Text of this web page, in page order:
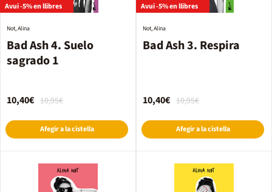
Avui -5% en llibres
Bad Ash 4. Suelo
sagrado 1
Not, Alina
10,95€
10,40€
Afegir a la cistella
Avui -5% en llibres
Bad Ash 3. Respira
Not, Alina
10,95€
10,40€
Afegir a la cistella